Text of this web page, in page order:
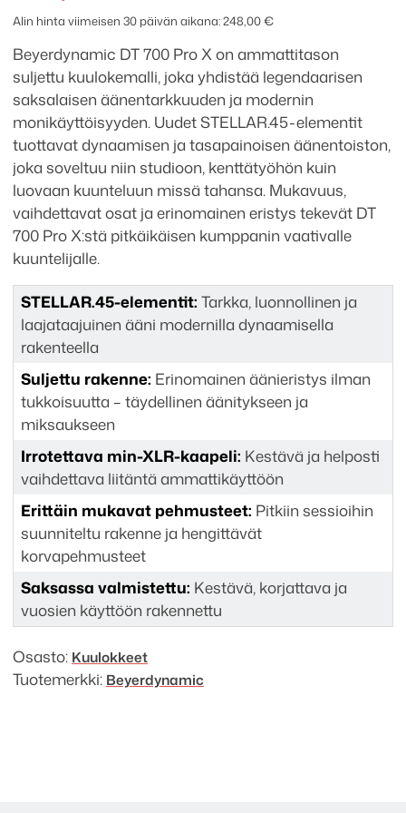
X
määrä
Alin hinta viimeisen 30 päivän aikana:248,00€
Beyerdynamic DT 700 Pro X on ammattitason
suljettu kuulokemalli, joka yhdistää legendaarisen
saksalaisen äänentarkkuuden ja modernin
monikäyttöisyyden. Uudet STELLAR.45-elementit
tuottavat dynaamisen ja tasapainoisen äänentoiston,
joka soveltuu niin studioon, kenttätyöhön kuin
luovaan kuunteluun missä tahansa. Mukavuus,
vaihdettavat osat ja erinomainen eristys tekevät DT
700 Pro X:stä pitkäikäisen kumppanin vaativalle
kuuntelijalle.
STELLAR.45-elementit: Tarkka, luonnollinen ja
laajataajuinen ääni modernilla dynaamisella
rakenteella
Suljettu rakenne: Erinomainen äänieristys ilman
tukkoisuutta – täydellinen äänitykseen ja
miksaukseen
Irrotettava min-XLR-kaapeli: Kestävä ja helposti
vaihdettava liitäntä ammattikäyttöön
Erittäin mukavat pehmusteet: Pitkiin sessioihin
suunniteltu rakenne ja hengittävät
korvapehmusteet
Saksassa valmistettu: Kestävä, korjattava ja
vuosien käyttöön rakennettu
Osasto: Kuulokkeet
Tuotemerkki: Beyerdynamic